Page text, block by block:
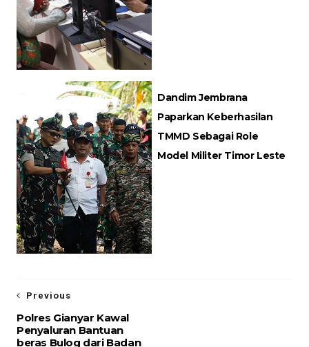
Dandim Jembrana
Paparkan Keberhasilan
TMMD Sebagai Role
Model Militer Timor Leste
Previous
Polres Gianyar Kawal
Penyaluran Bantuan
beras Bulog dari Badan